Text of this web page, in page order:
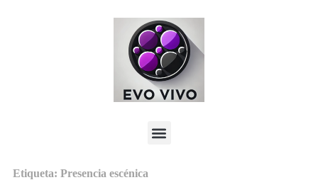
Etiqueta: Presencia escénica